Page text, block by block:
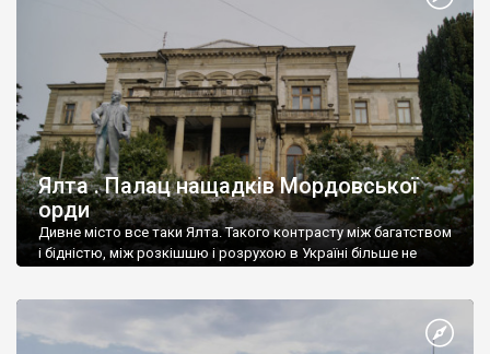
Ялта . Палац нащадків Мордовської
орди
Дивне місто все таки Ялта. Такого контрасту між багатством
і бідністю, між розкішшю і розрухою в Україні більше не